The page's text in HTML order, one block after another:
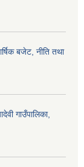
बजेट, नीति तथा
गाउँपालिका,